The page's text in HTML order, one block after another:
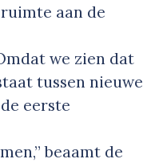
aan de
we zien dat
tussen nieuwe
eerste
beaamt de